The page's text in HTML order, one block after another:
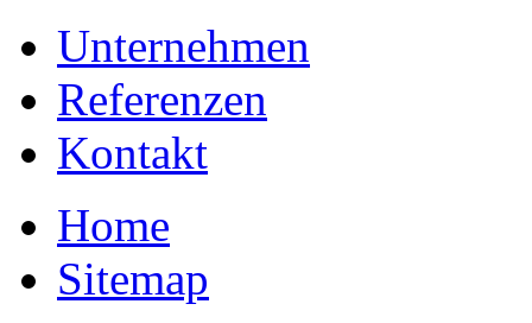
Unternehmen
Referenzen
Kontakt
Home
Sitemap